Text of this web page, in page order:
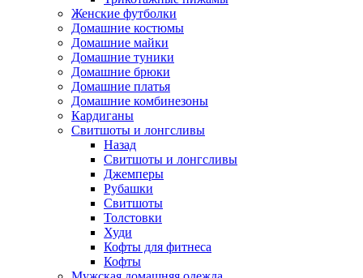
Женские футболки
Домашние костюмы
Домашние майки
Домашние туники
Домашние брюки
Домашние платья
Домашние комбинезоны
Кардиганы
Свитшоты и лонгсливы
Назад
Свитшоты и лонгсливы
Джемперы
Рубашки
Свитшоты
Толстовки
Худи
Кофты для фитнеса
Кофты